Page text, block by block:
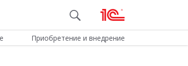
Приобретение и внедрение